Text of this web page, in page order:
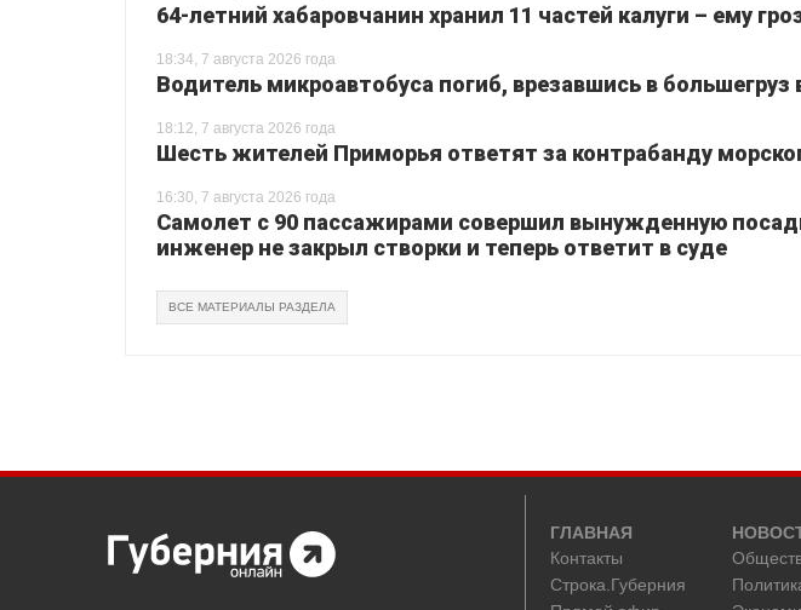
64-летний хабаровчанин хранил 11 частей калуги – ему
18:34, 7 августа 2026 года
Водитель микроавтобуса погиб, врезавшись в большегруз
18:12, 7 августа 2026 года
Шесть жителей Приморья ответят за контрабанду
16:30, 7 августа 2026 года
Самолет с 90 пассажирами совершил вынужденную
инженер не закрыл створки и теперь ответит в суде
ВСЕ МАТЕРИАЛЫ РАЗДЕЛА
ГЛАВНАЯ
Контакты
Строка.Губерния